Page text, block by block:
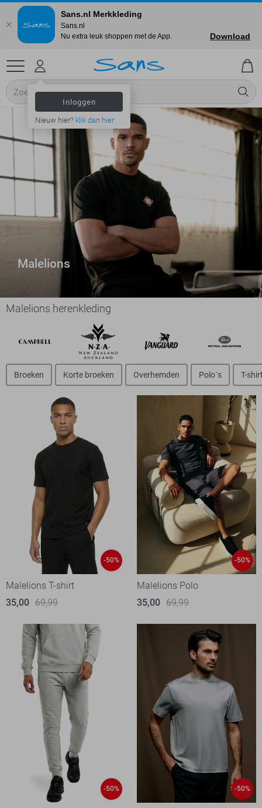
Inloggen
Nieuw hier? klik dan hier
Malelions
Malelions herenkleding
Broeken Korte broeken Overhemden Polo`s T-
-50%
Malelions T-shirt
35,00 69,99
-50%
Malelions Polo
35,00 69,99
-50% -50%
Sans.nl Merkkleding
Sans.nl
Nu extra leuk shoppen met de App.
Download